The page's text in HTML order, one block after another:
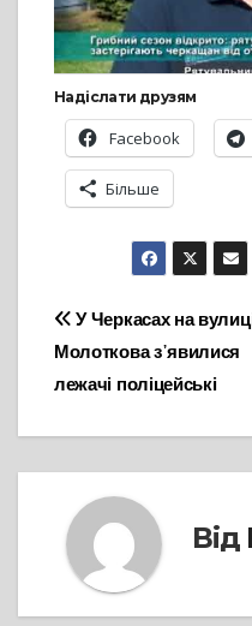
Надіслати друзям
Facebook
Більше
Навігація
записів
У Черкасах на
Молоткова з᾽явилися
лежачі поліцейські
Від